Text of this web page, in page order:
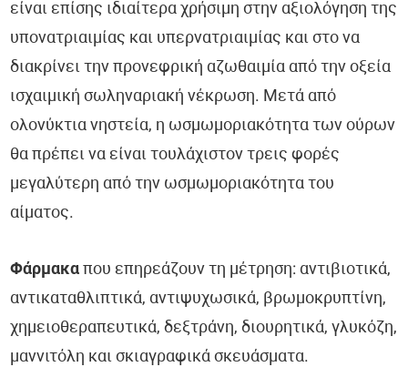
είναι επίσης ιδιαίτερα χρήσιμη στην αξιολόγηση της
υπονατριαιμίας και υπερνατριαιμίας και στο να
διακρίνει την προνεφρική αζωθαιμία από την οξεία
ισχαιμική σωληναριακή νέκρωση. Μετά από
ολονύκτια νηστεία, η ωσμωμοριακότητα των ούρων
θα πρέπει να είναι τουλάχιστον τρεις φορές
μεγαλύτερη από την ωσμωμοριακότητα του
αίματος.
Φάρμακαπου επηρεάζουν τη μέτρηση: αντιβιοτικά,
αντικαταθλιπτικά, αντιψυχωσικά, βρωμοκρυπτίνη,
χημειοθεραπευτικά, δεξτράνη, διουρητικά, γλυκόζη,
μαννιτόλη και σκιαγραφικά σκευάσματα.